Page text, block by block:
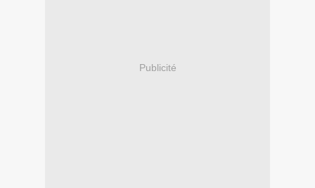
Publicité